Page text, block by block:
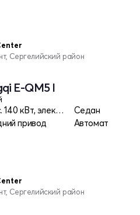
Сергелийский район
E-QM5 I
190 л.c. 140 кВт, электро
Седан
привод
Автомат
Сергелийский район